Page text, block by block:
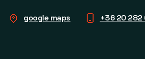
google maps +36 20